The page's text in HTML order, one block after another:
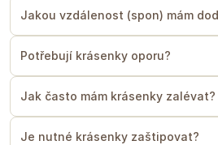
Jakou vzdálenost (spon) mám
Potřebují krásenky oporu?
Jak často mám krásenky zalévat?
Je nutné krásenky zaštipovat?